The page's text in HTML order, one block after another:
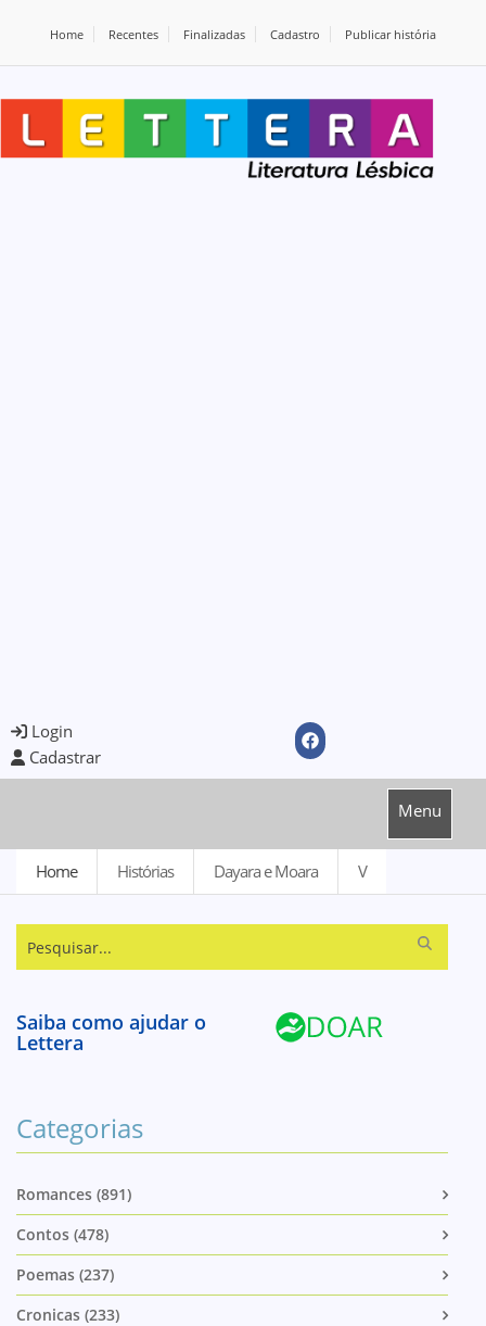
Home Recentes Finalizadas Cadastro Publicar história
Login
Cadastrar
Menu
Home Histórias Dayara e Moara V
Saiba como ajudar o
Lettera
Categorias
Romances (891)
Contos (478)
Poemas (237)
Cronicas (233)